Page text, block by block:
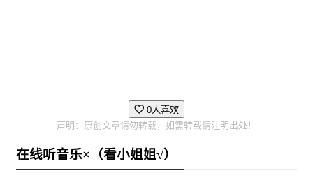
0人喜欢
声明：原创文章请勿转载，如需转载请注明出处！
在线听音乐×（看小姐姐√）